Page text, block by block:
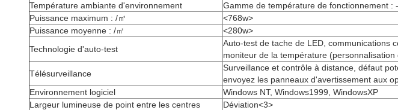
Température ambiante d'environnement
Gamme de température de fonctionnement
Puissance maximum : /㎡
<768w>
Puissance moyenne : /㎡
<280w>
Technologie d'auto-test
Auto-test de tache de LED, communications
moniteur de la température (personnalisation
Télésurveillance
Surveillance et contrôle à distance, défaut
envoyez les panneaux d'avertissement aux
Environnement logiciel
Windows NT, Windows1999, WindowsXP
Largeur lumineuse de point entre les centres
Déviation<3>